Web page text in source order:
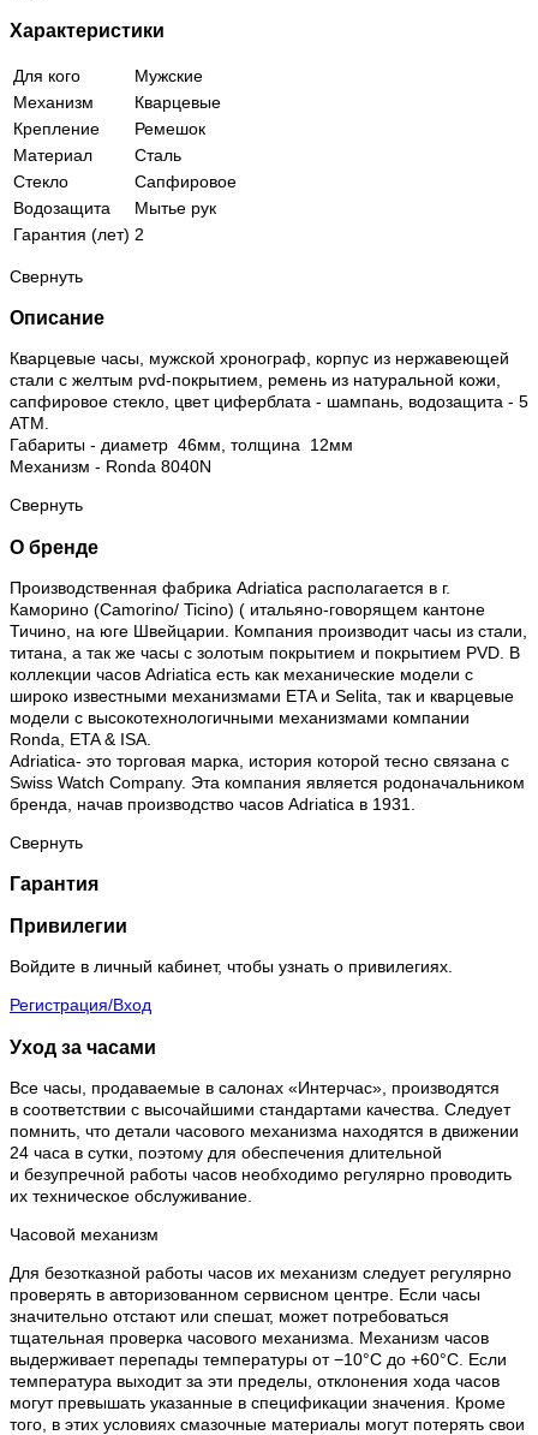
Характеристики
Для кого
Мужские
Механизм
Кварцевые
Крепление
Ремешок
Материал
Сталь
Стекло
Сапфировое
Водозащита
Мытье рук
Гарантия (лет) 2
Свернуть
Описание
Кварцевые часы, мужской хронограф, корпус из нержавеющей
стали c желтым pvd-покрытием, ремень из натуральной кожи,
сапфировое стекло, цвет циферблата - шампань, водозащита - 5
АТМ.
Габариты - диаметр 46мм, толщина 12мм
Механизм - Ronda 8040N
Свернуть
О бренде
Производственная фабрика Adriatica располагается в г.
Каморино (Camorino/ Ticino) ( итальяно-говорящем кантоне
Тичино, на юге Швейцарии. Компания производит часы из стали,
титана, а так же часы с золотым покрытием и покрытием PVD. В
коллекции часов Adriatica есть как механические модели с
широко известными механизмами ETA и Selita, так и кварцевые
модели с высокотехнологичными механизмами компании
Ronda, ETA & ISA.
Adriatica- это торговая марка, история которой тесно связана с
Swiss Watch Company. Эта компания является родоначальником
бренда, начав производство часов Adriatica в 1931.
Свернуть
Гарантия
Привилегии
Войдите в личный кабинет, чтобы узнать о привилегиях.
Регистрация/Вход
Уход за часами
Все часы, продаваемые в салонах «Интерчас», производятся
в соответствии с высочайшими стандартами качества. Следует
помнить, что детали часового механизма находятся в движении
24 часа в сутки, поэтому для обеспечения длительной
и безупречной работы часов необходимо регулярно проводить
их техническое обслуживание.
Часовой механизм
Для безотказной работы часов их механизм следует регулярно
проверять в авторизованном сервисном центре. Если часы
значительно отстают или спешат, может потребоваться
тщательная проверка часового механизма. Механизм часов
выдерживает перепады температуры от −10°C до +60°C. Если
температура выходит за эти пределы, отклонения хода часов
могут превышать указанные в спецификации значения. Кроме
того, в этих условиях смазочные материалы могут потерять свои